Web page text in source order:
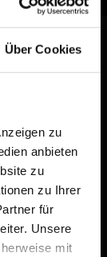
Über Cookies
zu
anbieten
zu
zu Ihrer
für
Unsere
mit
•